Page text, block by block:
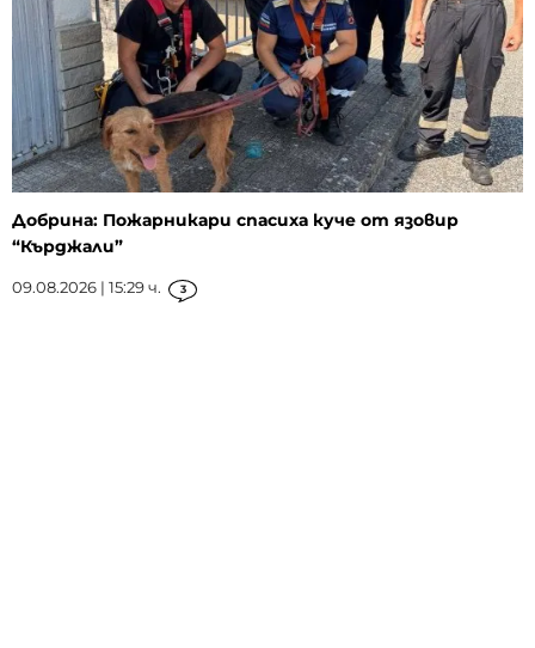
Добрина: Пожарникари спасиха куче от язовир
“Кърджали”
09.08.2026 | 15:29 ч. 3